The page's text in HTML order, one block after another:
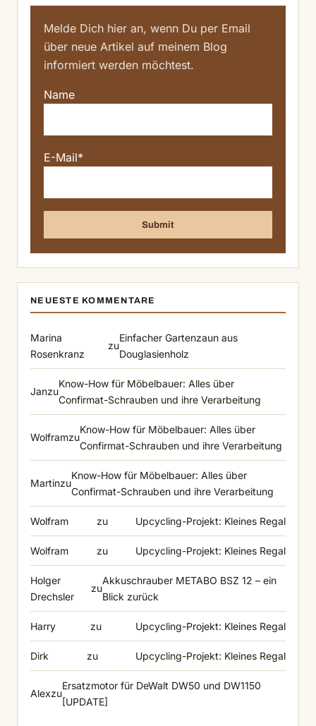
Melde Dich hier an, wenn Du per Email
über neue Artikel auf meinem Blog
informiert werden möchtest.
Name
E-Mail*
NEUESTE KOMMENTARE
Marina
Rosenkranz
zu
Einfacher Gartenzaun aus
Douglasienholz
Janzu
Know-How für Möbelbauer: Alles über
Confirmat-Schrauben und ihre Verarbeitung
Wolframzu
Know-How für Möbelbauer: Alles über
Confirmat-Schrauben und ihre Verarbeitung
Martinzu
Know-How für Möbelbauer: Alles über
Confirmat-Schrauben und ihre Verarbeitung
Wolfram zu Upcycling-Projekt: Kleines Regal
Wolfram zu Upcycling-Projekt: Kleines Regal
Holger
Drechsler
zu
Akkuschrauber METABO BSZ 12 – ein
Blick zurück
Harry zu Upcycling-Projekt: Kleines Regal
Dirk zu Upcycling-Projekt: Kleines Regal
Alexzu
Ersatzmotor für DeWalt DW50 und DW1150
[UPDATE]